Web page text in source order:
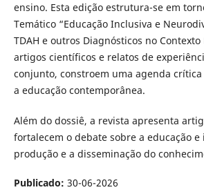
ensino. Esta edição estrutura-se em
Temático “Educação Inclusiva e
TDAH e outros Diagnósticos no
artigos científicos e relatos de
conjunto, constroem uma agenda
a educação contemporânea.
Além do dossiê, a revista apresenta
fortalecem o debate sobre a educação e
produção e a disseminação do
Publicado: 30-06-2026